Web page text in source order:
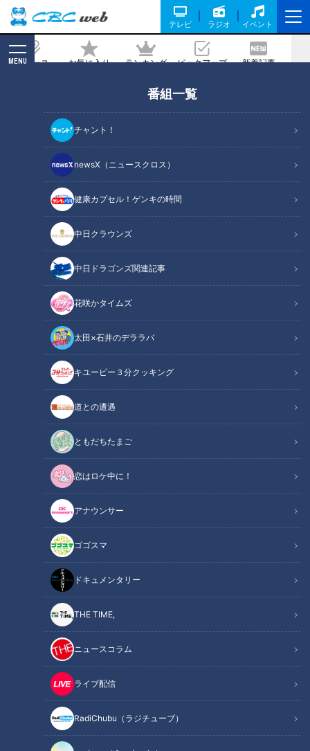
テレビ ラジオ イベント
ニュース お気に入り ランキング ピックアップ 新着記事
MENU
番組一覧
チャント！
newsX（ニュースクロス）
健康カプセル！ゲンキの時間
中日クラウンズ
中日ドラゴンズ関連記事
花咲かタイムズ
太田×石井のデララバ
キユーピー３分クッキング
道との遭遇
ともだちたまご
恋はロケ中に！
アナウンサー
ゴゴスマ
ドキュメンタリー
THE TIME,
ニュースコラム
ライブ配信
RadiChubu（ラジチューブ）
人や…」私のやり方に抵抗があるなら他
の教師に…
記事に戻る
つみきみほ【スジナシ】鶴瓶「片意地な人や…」私のやり方に抵抗があ
るなら他の教師に…
この記事の画像
記事に戻る
この記事を見たあなたへのおすすめ
山本學【スジナシ】鶴瓶「あん
な人に手をつけるなんて、バレ
片岡鶴太郎【スジナシ】鶴瓶
「やっぱりお笑いやなぁ」まる